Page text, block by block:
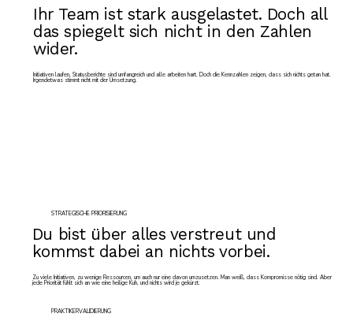
Ihr Team ist stark ausgelastet. Doch all
das spiegelt sich nicht in den Zahlen
wider.
Initiativen laufen, Statusberichte sind umfangreich und alle arbeiten hart. Doch die Kennzahlen zeigen, dass sich nichts getan hat.
Irgendetwas stimmt nicht mit der Umsetzung.
STRATEGISCHE PRIORISIERUNG
Du bist über alles verstreut und
kommst dabei an nichts vorbei.
Zu viele Initiativen, zu wenige Ressourcen, um auch nur eine davon umzusetzen. Man weiß, dass Kompromisse nötig sind. Aber
jede Priorität fühlt sich an wie eine heilige Kuh, und nichts wird je gekürzt.
PRAKTIKERVALIDIERUNG